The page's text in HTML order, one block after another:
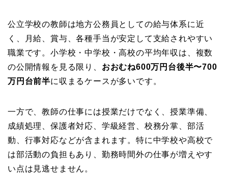
公立学校の教師は地方公務員としての給与体系に近
く、月給、賞与、各種手当が安定して支給されやすい
職業です。小学校・中学校・高校の平均年収は、複数
の公開情報を見る限り、 おおむね600万円台後半〜700
万円台前半に収まるケースが多いです。
一方で、教師の仕事には授業だけでなく、授業準備、
成績処理、保護者対応、学級経営、校務分掌、部活
動、行事対応などが含まれます。特に中学校や高校で
は部活動の負担もあり、勤務時間外の仕事が増えやす
い点は見逃せません。